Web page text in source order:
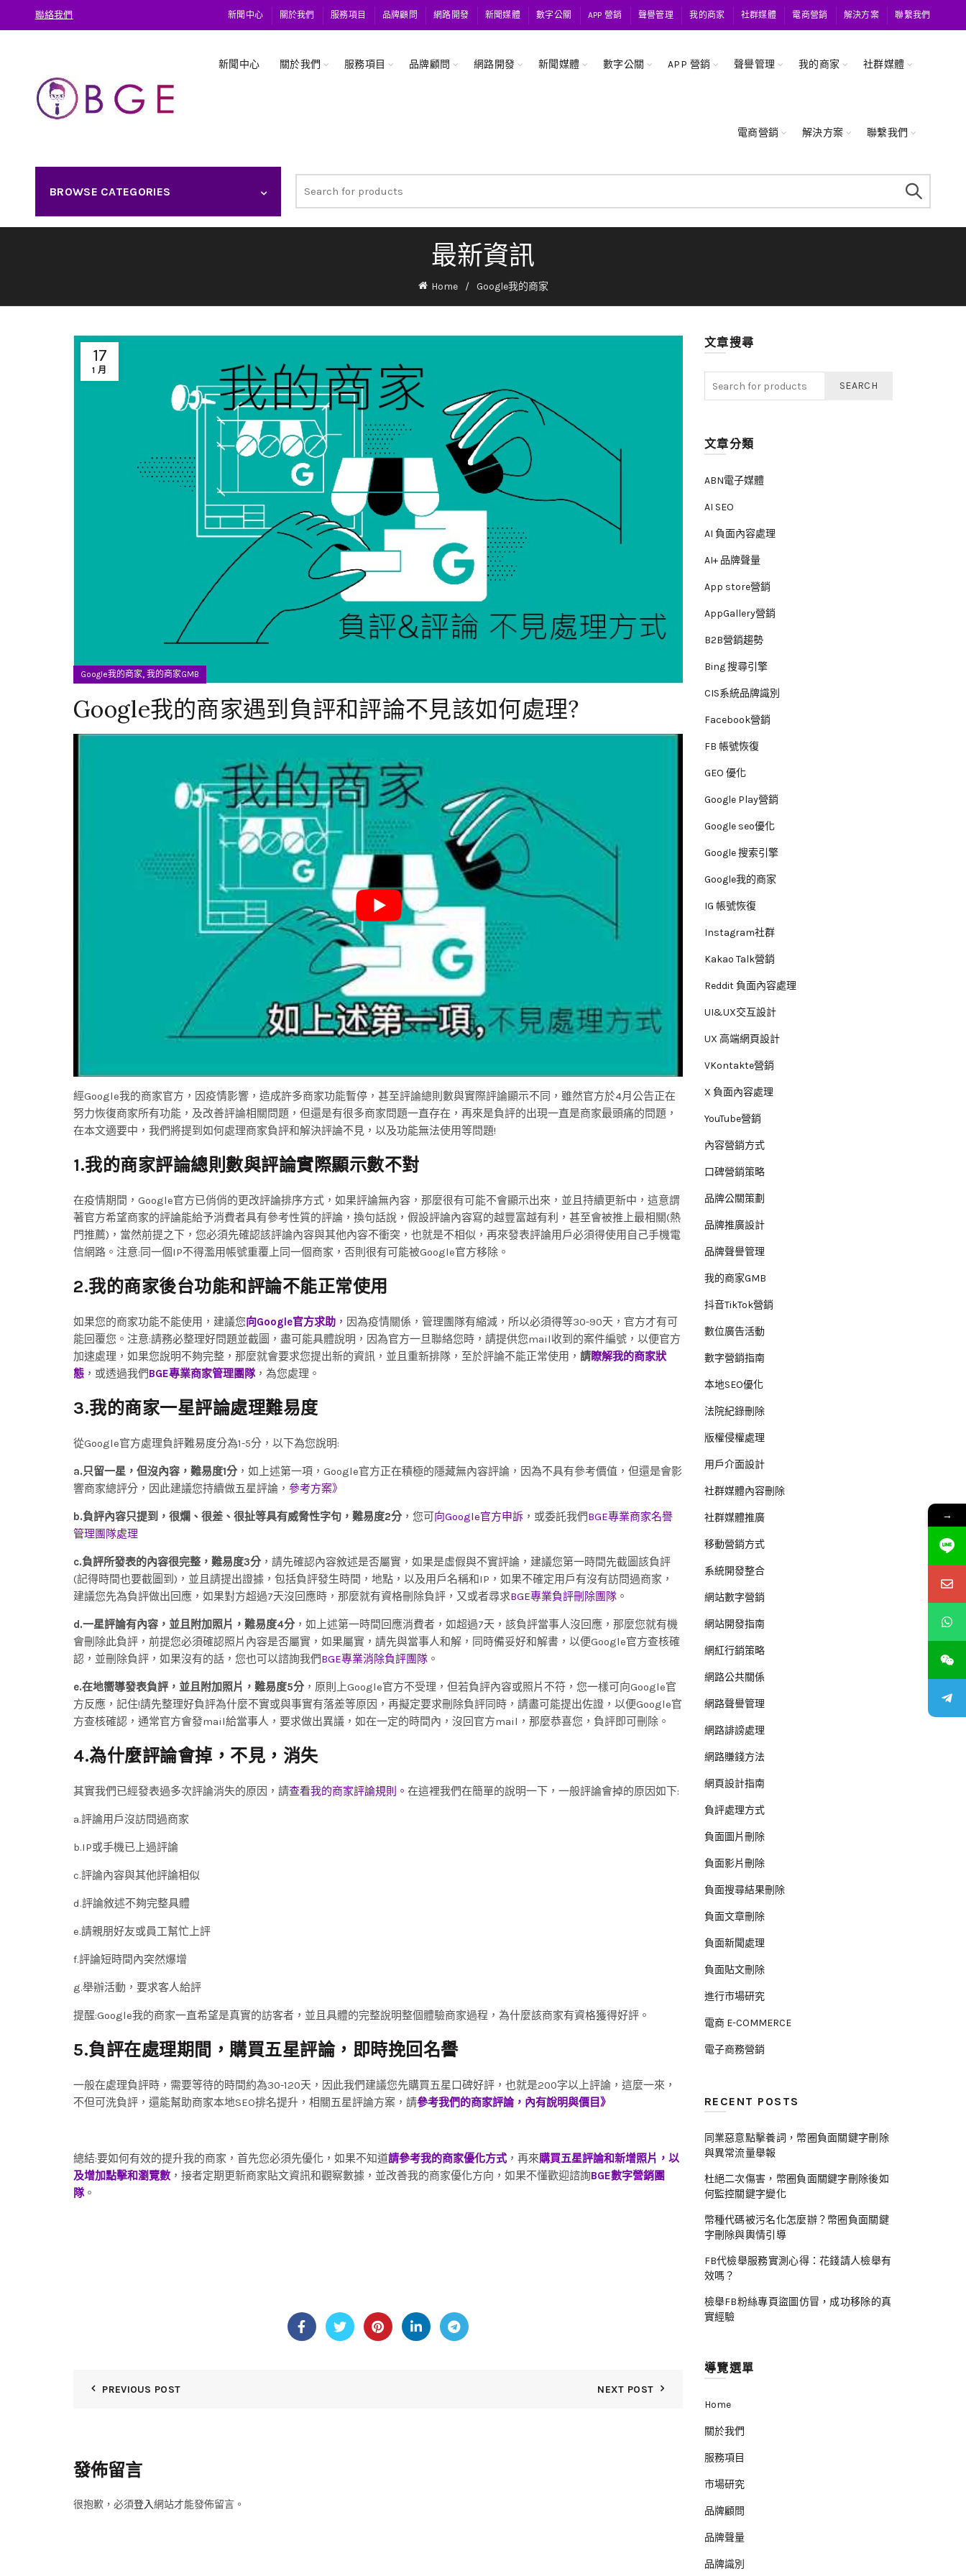
聯絡我們 新聞中心 關於我們 服務項目 品牌顧問 網路開發 新聞媒體 數字公關 APP 營銷 聲譽管理 我的商家 社群媒體 電商營銷 解決方案 聯繫我們
新聞中心 關於我們 服務項目 品牌顧問 網路開發 新聞媒體 數字公關 APP 營銷 聲譽管理 我的商家 社群媒體
電商營銷 解決方案 聯繫我們
BROWSE CATEGORIES
for:
最新資訊
Home Google我的商家
17
1 月
Google我的商家, 我的商家GMB
Google我的商家遇到負評和評論不見該如何處理?
經Google我的商家官方，因疫情影響，造成許多商家功能暫停，甚至評論總則數與實際評論顯示不同，雖然官方於4月公告正在
努力恢復商家所有功能，及改善評論相關問題，但還是有很多商家問題一直存在，再來是負評的出現一直是商家最頭痛的問題，
在本文適要中，我們將提到如何處理商家負評和解決評論不見，以及功能無法使用等問題!
1.我的商家評論總則數與評論實際顯示數不對
在疫情期間，Google官方已俏俏的更改評論排序方式，如果評論無內容，那麼很有可能不會顯示出來，並且持續更新中，這意謂
著官方希望商家的評論能給予消費者具有參考性質的評論，換句話說，假設評論內容寫的越豐富越有利，甚至會被推上最相關(熱
門推薦)，當然前提之下，您必須先確認該評論內容與其他內容不衝突，也就是不相似，再來發表評論用戶必須得使用自己手機電
信網路。注意:同一個IP不得濫用帳號重覆上同一個商家，否則很有可能被Google官方移除。
2.我的商家後台功能和評論不能正常使用
如果您的商家功能不能使用，建議您向Google官方求助 ， 因為疫情關係，管理團隊有縮減，所以必須得等30-90天，官方才有可
能回覆您。注意:請務必整理好問題並截圖，盡可能具體說明，因為官方一旦聯絡您時，請提供您mail收到的案件編號，以便官方
加速處理，如果您說明不夠完整，那麼就會要求您提出新的資訊，並且重新排隊，至於評論不能正常使用， 請瞭解我的商家狀
態 ，或透過我們BGE專業商家管理團隊，為您處理。
3.我的商家一星評論處理難易度
從Google官方處理負評難易度分為1-5分，以下為您說明:
a.只留一星，但沒內容，難易度1分 ，如上述第一項，Google官方正在積極的隱藏無內容評論，因為不具有參考價值，但還是會影
響商家總評分，因此建議您持續做五星評論， 參考方案》
b.負評內容只提到，很爛、很差、很扯等具有威脅性字句，難易度2分 ，您可向Google官方申訴 ，或委託我們BGE專業商家名譽
管理團隊處理
c.負評所發表的內容很完整，難易度3分 ，請先確認內容敘述是否屬實，如果是虛假與不實評論，建議您第一時間先截圖該負評
(記得時間也要截圖到)，並且請提出證據，包括負評發生時間，地點，以及用戶名稱和IP，如果不確定用戶有沒有訪問過商家，
建議您先為負評做出回應，如果對方超過7天沒回應時，那麼就有資格刪除負評，又或者尋求BGE專業負評刪除團隊 。
d.一星評論有內容，並且附加照片，難易度4分 ，如上述第一時間回應消費者，如超過7天，該負評當事人沒回應，那麼您就有機
會刪除此負評，前提您必須確認照片內容是否屬實，如果屬實，請先與當事人和解，同時備妥好和解書，以便Google官方查核確
認，並刪除負評，如果沒有的話，您也可以諮詢我們BGE專業消除負評團隊 。
e.在地嚮導發表負評，並且附加照片，難易度5分 ，原則上Google官方不受理，但若負評內容或照片不符，您一樣可向Google官
方反應，記住!請先整理好負評為什麼不實或與事實有落差等原因，再擬定要求刪除負評同時，請盡可能提出佐證，以便Google官
方查核確認，通常官方會發mail給當事人，要求做出異議，如在一定的時間內，沒回官方mail，那麼恭喜您，負評即可刪除。
4.為什麼評論會掉，不見，消失
其實我們已經發表過多次評論消失的原因，請查看我的商家評論規則。 在這裡我們在簡單的說明一下，一般評論會掉的原因如下:
a.評論用戶沒訪問過商家
b.IP或手機已上過評論
c.評論內容與其他評論相似
d.評論敘述不夠完整具體
e.請親朋好友或員工幫忙上評
f.評論短時間內突然爆增
g.舉辦活動，要求客人給評
提醒:Google我的商家一直希望是真實的訪客者，並且具體的完整說明整個體驗商家過程，為什麼該商家有資格獲得好評。
5.負評在處理期間，購買五星評論， 即時挽回名譽
一般在處理負評時，需要等待的時間約為30-120天，因此我們建議您先購買五星口碑好評，也就是200字以上評論，這麼一來，
不但可洗負評，還能幫助商家本地SEO排名提升，相關五星評論方案，請參考我們的商家評論，內有說明與價目》
總結:要如何有效的提升我的商家，首先您必須先優化，如果不知道請參考我的商家優化方式 ，再來購買五星評論和新增照片，以
及增加點擊和瀏覽數 ，接者定期更新商家貼文資訊和觀察數據，並改善我的商家優化方向，如果不懂歡迎諮詢BGE數字營銷團
隊。
PREVIOUS POST NEXT POST
發佈留言
很抱歉，必須登入網站才能發佈留言。
文章搜尋
SEARCH
文章分類
ABN電子媒體
AI SEO
AI 負面內容處理
AI+ 品牌聲量
App store營銷
AppGallery營銷
B2B營銷趨勢
Bing 搜尋引擎
CIS系統品牌識別
Facebook營銷
FB 帳號恢復
GEO 優化
Google Play營銷
Google seo優化
Google 搜索引擎
Google我的商家
IG 帳號恢復
Instagram社群
Kakao Talk營銷
Reddit 負面內容處理
UI&UX交互設計
UX 高端網頁設計
VKontakte營銷
X 負面內容處理
YouTube營銷
內容營銷方式
口碑營銷策略
品牌公關策劃
品牌推廣設計
品牌聲譽管理
我的商家GMB
抖音TikTok營銷
數位廣告活動
數字營銷指南
本地SEO優化
法院紀錄刪除
版權侵權處理
用戶介面設計
社群媒體內容刪除
社群媒體推廣
移動營銷方式
系統開發整合
網站數字營銷
網站開發指南
網紅行銷策略
網路公共關係
網路聲譽管理
網路誹謗處理
網路賺錢方法
網頁設計指南
負評處理方式
負面圖片刪除
負面影片刪除
負面搜尋結果刪除
負面文章刪除
負面新聞處理
負面貼文刪除
進行市場研究
電商 E-COMMERCE
電子商務營銷
RECENT POSTS
同業惡意點擊養詞，幣圈負面關鍵字刪除
與異常流量舉報
杜絕二次傷害，幣圈負面關鍵字刪除後如
何監控關鍵字變化
幣種代碼被污名化怎麼辦？幣圈負面關鍵
字刪除與輿情引導
FB代檢舉服務實測心得：花錢請人檢舉有
效嗎？
檢舉FB粉絲專頁盜圖仿冒，成功移除的真
實經驗
導覽選單
Home
關於我們
服務項目
市場研究
品牌顧問
品牌聲量
品牌識別
→